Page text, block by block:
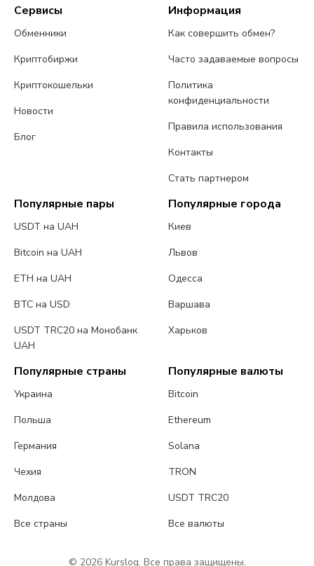
Сервисы
Обменники
Криптобиржи
Криптокошельки
Новости
Блог
Информация
Как совершить обмен?
Часто задаваемые вопросы
Политика
конфиденциальности
Правила использования
Контакты
Стать партнером
Популярные пары
USDT на UAH
Bitcoin на UAH
ETH на UAH
BTC на USD
USDT TRC20 на Монобанк
UAH
Популярные города
Киев
Львов
Одесса
Варшава
Харьков
Популярные страны
Украина
Польша
Германия
Чехия
Молдова
Все страны
Популярные валюты
Bitcoin
Ethereum
Solana
TRON
USDT TRC20
Все валюты
© 2026 Kurslog. Все права защищены.